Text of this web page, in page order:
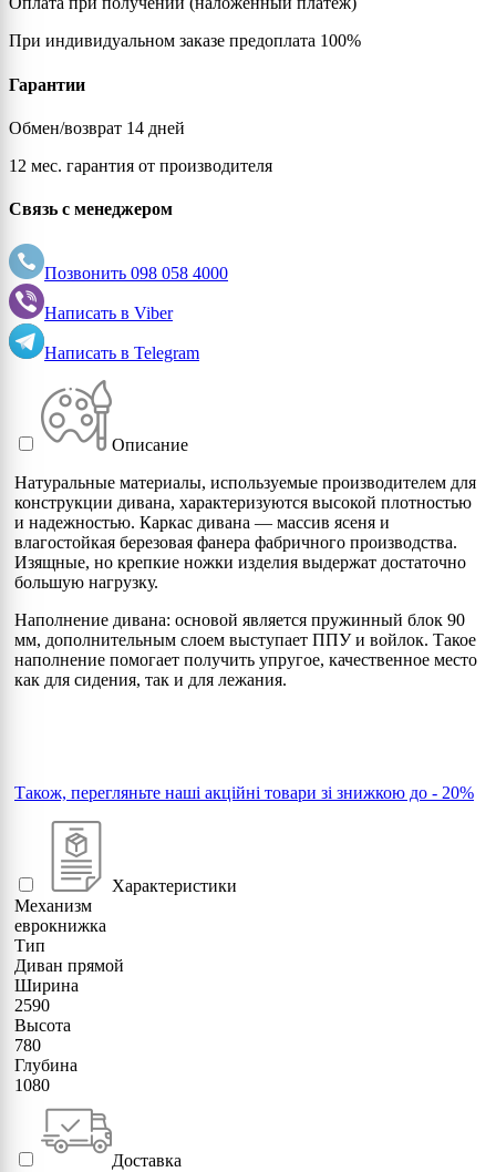
При индивидуальном заказе предоплата 100%
Гарантии
Обмен/возврат 14 дней
12 мес. гарантия от производителя
Связь с менеджером
Позвонить 098 058 4000
Написать в Viber
Написать в Telegram
Описание
Натуральные материалы, используемые производителем для
конструкции дивана, характеризуются высокой плотностью
и надежностью. Каркас дивана — массив ясеня и
влагостойкая березовая фанера фабричного производства.
Изящные, но крепкие ножки изделия выдержат достаточно
большую нaгрузку.
Наполнение дивана: основой является пружинный блок 90
мм, дополнительным слоем выступает ППУ и войлок. Такое
наполнение помогает получить упругое, качественное место
как для сидения, так и для лежания.
Також, перегляньте наші акційні товари зі знижкою до - 20%
Характеристики
Механизм
еврокнижка
Тип
Диван прямой
Ширина
2590
Высота
780
Глубина
1080
Доставка